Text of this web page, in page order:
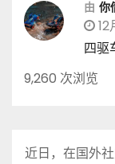
由 你
12
四驱
9,260 次浏览
近日，在国外